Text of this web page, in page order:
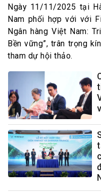
Ngày 11/11/2025 tại
Nam phối hợp với với
Ngân hàng Việt Nam:
Bền vững”, trân trọng
tham dự hội thảo.